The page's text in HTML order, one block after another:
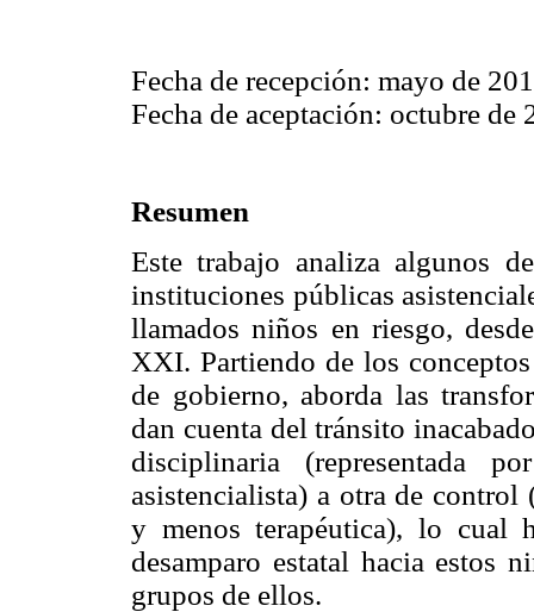
Fecha de recepción: mayo de
Fecha de aceptación: octubre de
Resumen
Este trabajo analiza algunos
instituciones públicas
llamados niños en riesgo,
XXI. Partiendo de los
de gobierno, aborda las
dan cuenta del tránsito
disciplinaria (representada
asistencialista) a otra de control
y menos terapéutica), lo cual
desamparo estatal hacia estos
grupos de ellos.